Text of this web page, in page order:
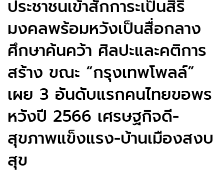
ประชาชนเข้าสักการะเป็นสิริ
มงคลพร้อมหวังเป็นสื่อกลาง
ศึกษาค้นคว้า ศิลปะและคติการ
สร้าง ขณะ “กรุงเทพโพลล์”
เผย 3 อันดับแรกคนไทยขอพร
หวังปี 2566 เศรษฐกิจดี-
สุขภาพแข็งแรง-บ้านเมืองสงบ
สุข